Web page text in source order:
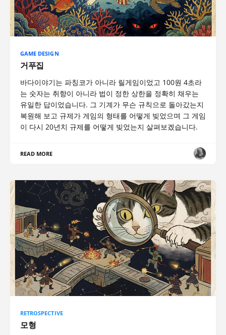
GAME DESIGN
거푸집
바다이야기는 파칭코가 아니라 릴게임이었고 100원 4초라
는 숫자는 취향이 아니라 법이 정한 상한을 정확히 채우는
유일한 답이었습니다. 그 기계가 무슨 규칙으로 돌아갔는지
복원해 보고 규제가 게임의 형태를 어떻게 빚었으며 그 게임
이 다시 20년치 규제를 어떻게 빚었는지 살펴보겠습니다.
READ MORE
RETROSPECTIVE
모형